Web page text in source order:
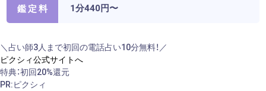
鑑 定 料 1分440円〜
＼占い師3人まで初回の電話占い10分無料！／
ピクシィ公式サイトへ
特典：初回20%還元
PR:ピクシィ